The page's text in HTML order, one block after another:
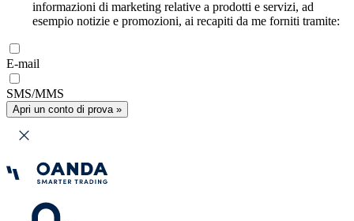
informazioni di marketing relative a prodotti e servizi, ad
esempio notizie e promozioni, ai recapiti da me forniti tramite:
E-mail
SMS/MMS
Apri un conto di prova »